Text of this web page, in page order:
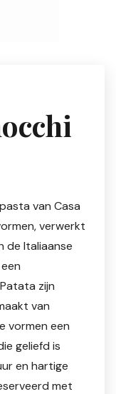
van Casa
verwerkt
de Italiaanse
zijn
van
vormen een
geliefd is
en hartige
met